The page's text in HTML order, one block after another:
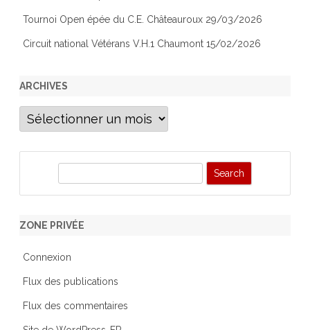
Tournoi Open épée du C.E. Châteauroux 29/03/2026
Circuit national Vétérans V.H.1 Chaumont 15/02/2026
ARCHIVES
Archives
r
h
ZONE PRIVÉE
Connexion
Flux des publications
Flux des commentaires